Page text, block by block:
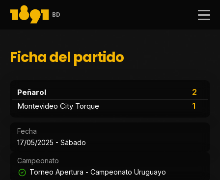
BD
Ficha del partido
Peñarol
2
1
Montevideo City Torque
Fecha
17/05/2025 - Sábado
Campeonato
Torneo Apertura - Campeonato Uruguayo